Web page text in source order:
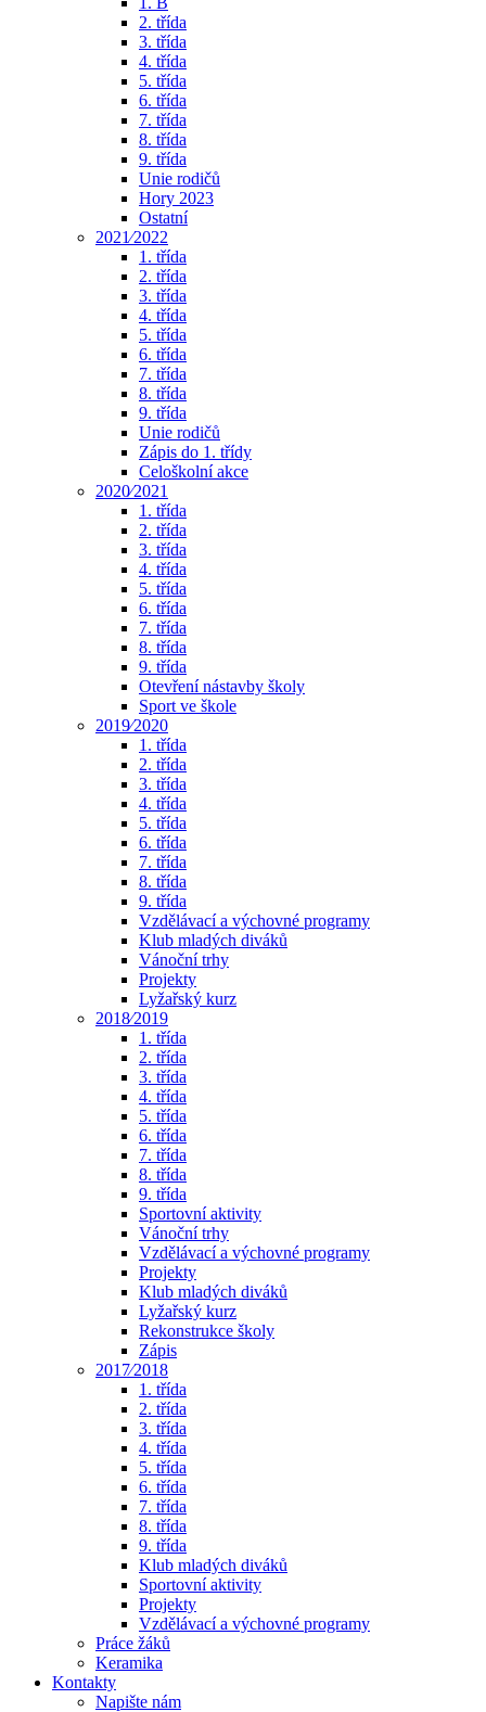
2. třída
3. třída
4. třída
5. třída
6. třída
7. třída
8. třída
9. třída
Unie rodičů
Hory 2023
Ostatní
2021⁄2022
1. třída
2. třída
3. třída
4. třída
5. třída
6. třída
7. třída
8. třída
9. třída
Unie rodičů
Zápis do 1. třídy
Celoškolní akce
2020⁄2021
1. třída
2. třída
3. třída
4. třída
5. třída
6. třída
7. třída
8. třída
9. třída
Otevření nástavby školy
Sport ve škole
2019⁄2020
1. třída
2. třída
3. třída
4. třída
5. třída
6. třída
7. třída
8. třída
9. třída
Vzdělávací a výchovné programy
Klub mladých diváků
Vánoční trhy
Projekty
Lyžařský kurz
2018⁄2019
1. třída
2. třída
3. třída
4. třída
5. třída
6. třída
7. třída
8. třída
9. třída
Sportovní aktivity
Vánoční trhy
Vzdělávací a výchovné programy
Projekty
Klub mladých diváků
Lyžařský kurz
Rekonstrukce školy
Zápis
2017⁄2018
1. třída
2. třída
3. třída
4. třída
5. třída
6. třída
7. třída
8. třída
9. třída
Klub mladých diváků
Sportovní aktivity
Projekty
Vzdělávací a výchovné programy
Práce žáků
Keramika
Kontakty
Napište nám